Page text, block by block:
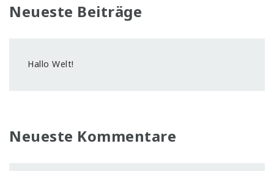
Neueste Beiträge
Hallo Welt!
Neueste Kommentare